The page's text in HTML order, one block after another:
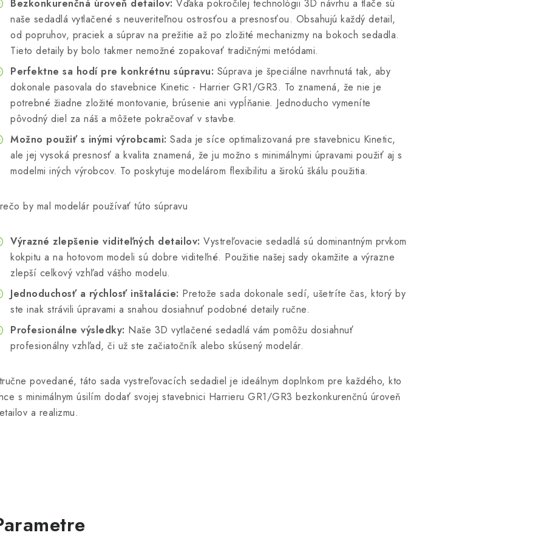
Bezkonkurenčná úroveň detailov: Vďaka pokročilej technológii 3D návrhu a tlače sú
naše sedadlá vytlačené s neuveriteľnou ostrosťou a presnosťou. Obsahujú každý detail,
od popruhov, praciek a súprav na prežitie až po zložité mechanizmy na bokoch sedadla.
Tieto detaily by bolo takmer nemožné zopakovať tradičnými metódami.
Perfektne sa hodí pre konkrétnu súpravu: Súprava je špeciálne navrhnutá tak, aby
dokonale pasovala do stavebnice Kinetic - Harrier GR1/GR3. To znamená, že nie je
potrebné žiadne zložité montovanie, brúsenie ani vypĺňanie. Jednoducho vymeníte
pôvodný diel za náš a môžete pokračovať v stavbe.
Možno použiť s inými výrobcami: Sada je síce optimalizovaná pre stavebnicu Kinetic,
ale jej vysoká presnosť a kvalita znamená, že ju možno s minimálnymi úpravami použiť aj s
modelmi iných výrobcov. To poskytuje modelárom flexibilitu a širokú škálu použitia.
by mal modelár používať túto súpravu
Výrazné zlepšenie viditeľných detailov: Vystreľovacie sedadlá sú dominantným prvkom
kokpitu a na hotovom modeli sú dobre viditeľné. Použitie našej sady okamžite a výrazne
zlepší celkový vzhľad vášho modelu.
Jednoduchosť a rýchlosť inštalácie: Pretože sada dokonale sedí, ušetríte čas, ktorý by
ste inak strávili úpravami a snahou dosiahnuť podobné detaily ručne.
Profesionálne výsledky: Naše 3D vytlačené sedadlá vám pomôžu dosiahnuť
profesionálny vzhľad, či už ste začiatočník alebo skúsený modelár.
povedané, táto sada vystreľovacích sedadiel je ideálnym doplnkom pre každého, kto
s minimálnym úsilím dodať svojej stavebnici Harrieru GR1/GR3 bezkonkurenčnú úroveň
a realizmu.